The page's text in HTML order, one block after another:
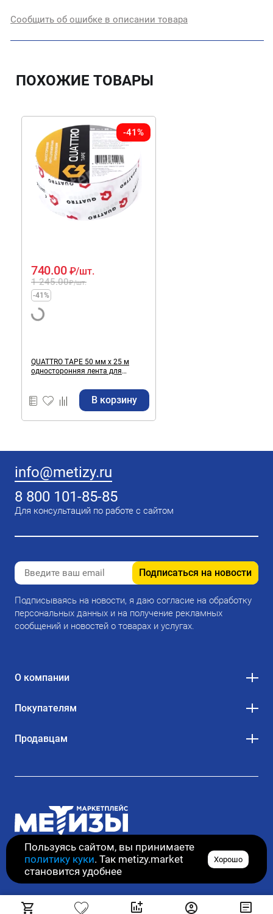
Пользуясь сайтом, вы принимаете
политику куки. Так metizy.market
становится удобнее
Хорошо
Сообщить об ошибке в описании товара
ПОХОЖИЕ ТОВАРЫ
-41%
1 245.00₽/шт.
740.00 ₽/шт.
-41%
QUATTRO TAPE 50 мм х 25 м
односторонняя лента для
В корзину
info@metizy.ru
8 800 101-85-85
Для консультаций по работе с сайтом
Подписаться на новости
Подписываясь на новости, я даю согласие на обработку
персональных данных и на получение рекламных
сообщений и новостей о товарах и услугах.
© 2020–2026. Все права защищены
О компании
Покупателям
Продавцам